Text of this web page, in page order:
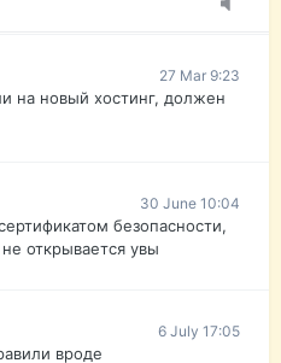
27 Mar 9:23
на новый хостинг, должен
30 June 10:04
безопасности,
открывается увы
6 July 17:05
вроде